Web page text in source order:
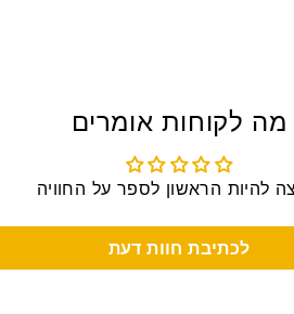
מה לקוחות אומרים
לכתיבת חוות דעת